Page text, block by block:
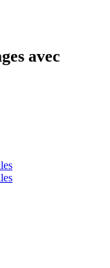
avec